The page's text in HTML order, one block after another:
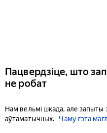
Пацвердзіце, што
не робат
Нам вельмі шкада, але
аўтаматычных.
Чаму гэта